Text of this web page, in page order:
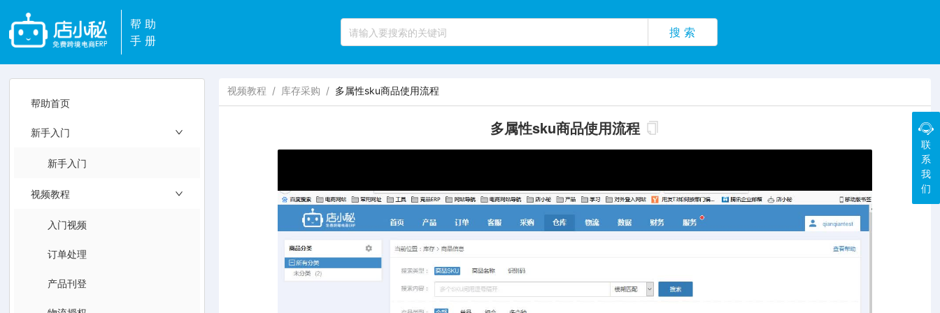
帮助
手册
搜 索
帮助首页
新手入门
新手入门
视频教程
入门视频
订单处理
产品刊登
视频教程 / 库存采购 / 多属性sku商品使用流程
多属性sku商品使用流程
联
系
我
们